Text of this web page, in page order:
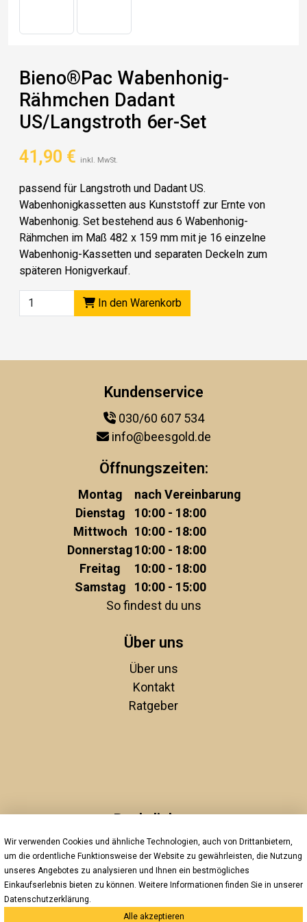
Bieno®Pac Wabenhonig-
Rähmchen Dadant
US/Langstroth 6er-Set
41,90 € inkl. MwSt.
passend für Langstroth und Dadant US.
Wabenhonigkassetten aus Kunststoff zur Ernte von
Wabenhonig. Set bestehend aus 6 Wabenhonig-
Rähmchen im Maß 482 x 159 mm mit je 16 einzelne
Wabenhonig-Kassetten und separaten Deckeln zum
späteren Honigverkauf.
In den Warenkorb
Kundenservice
030/60 607 534
info@beesgold.de
Öffnungszeiten:
Montag
nach Vereinbarung
Dienstag
10:00 - 18:00
Mittwoch 10:00 - 18:00
Donnerstag10:00 - 18:00
Freitag
10:00 - 18:00
Samstag
10:00 - 15:00
So findest du uns
Über uns
Über uns
Kontakt
Ratgeber
Rechtliches
Unsere AGBs
Impressum
Datenschutz
Wir verwenden Cookies und ähnliche Technologien, auch von Drittanbietern,
um die ordentliche Funktionsweise der Website zu gewährleisten, die Nutzung
unseres Angebotes zu analysieren und Ihnen ein bestmögliches
Einkaufserlebnis bieten zu können. Weitere Informationen finden Sie in unserer
Datenschutzerklärung.
Alle akzeptieren